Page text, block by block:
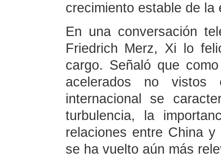
crecimiento estable de la
En una conversación
Friedrich Merz, Xi lo
cargo. Señaló que
acelerados no
internacional se
turbulencia, la
relaciones entre China
se ha vuelto aún más